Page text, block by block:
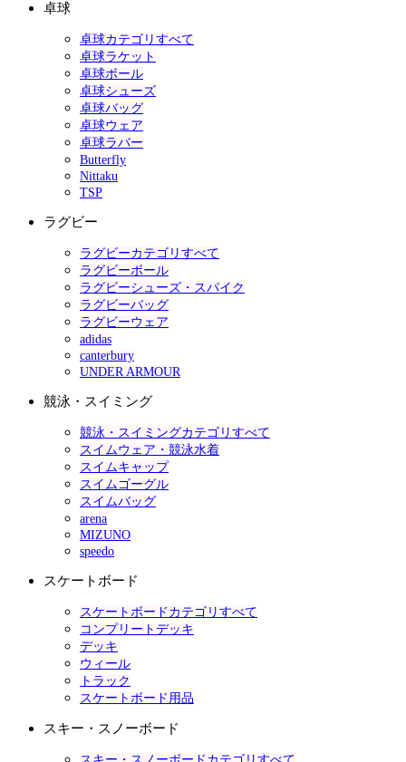
卓球
卓球カテゴリすべて
卓球ラケット
卓球ボール
卓球シューズ
卓球バッグ
卓球ウェア
卓球ラバー
Butterfly
Nittaku
TSP
ラグビー
ラグビーカテゴリすべて
ラグビーボール
ラグビーシューズ・スパイク
ラグビーバッグ
ラグビーウェア
adidas
canterbury
UNDER ARMOUR
競泳・スイミング
競泳・スイミングカテゴリすべて
スイムウェア・競泳水着
スイムキャップ
スイムゴーグル
スイムバッグ
arena
MIZUNO
speedo
スケートボード
スケートボードカテゴリすべて
コンプリートデッキ
デッキ
ウィール
トラック
スケートボード用品
スキー・スノーボード